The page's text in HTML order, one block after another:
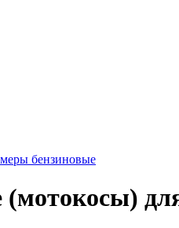
бензиновые